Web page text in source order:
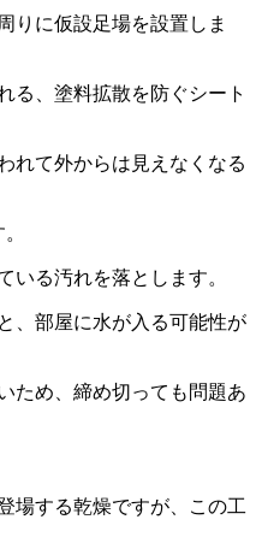
りに仮設足場を設置しま
る、塗料拡散を防ぐシート
れて外からは見えなくなる
いる汚れを落とします。
、部屋に水が入る可能性が
ため、締め切っても問題あ
場する乾燥ですが、この工